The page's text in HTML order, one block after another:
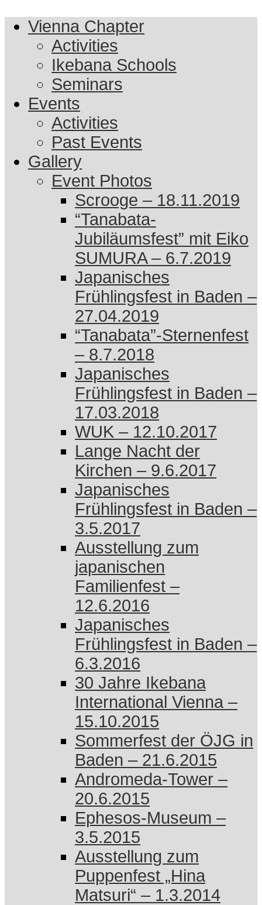
Vienna Chapter
Activities
Ikebana Schools
Seminars
Events
Activities
Past Events
Gallery
Event Photos
Scrooge – 18.11.2019
“Tanabata-
Jubiläumsfest” mit Eiko
SUMURA – 6.7.2019
Japanisches
Frühlingsfest in Baden –
27.04.2019
“Tanabata”-Sternenfest
– 8.7.2018
Japanisches
Frühlingsfest in Baden –
17.03.2018
WUK – 12.10.2017
Lange Nacht der
Kirchen – 9.6.2017
Japanisches
Frühlingsfest in Baden –
3.5.2017
Ausstellung zum
japanischen
Familienfest –
12.6.2016
Japanisches
Frühlingsfest in Baden –
6.3.2016
30 Jahre Ikebana
International Vienna –
15.10.2015
Sommerfest der ÖJG in
Baden – 21.6.2015
Andromeda-Tower –
20.6.2015
Ephesos-Museum –
3.5.2015
Ausstellung zum
Puppenfest „Hina
Matsuri“ – 1.3.2014